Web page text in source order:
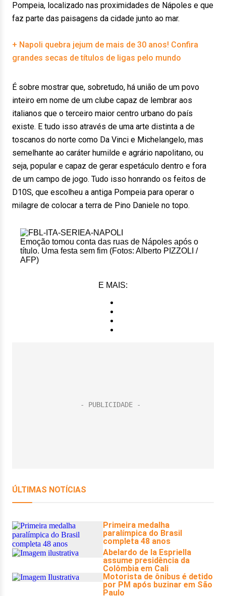
Pompeia, localizado nas proximidades de Nápoles e que
faz parte das paisagens da cidade junto ao mar.
+ Napoli quebra jejum de mais de 30 anos! Confira
grandes secas de títulos de ligas pelo mundo
É sobre mostrar que, sobretudo, há união de um povo
inteiro em nome de um clube capaz de lembrar aos
italianos que o terceiro maior centro urbano do país
existe. E tudo isso através de uma arte distinta a de
toscanos do norte como Da Vinci e Michelangelo, mas
semelhante ao caráter humilde e agrário napolitano, ou
seja, popular e capaz de gerar espetáculo dentro e fora
de um campo de jogo. Tudo isso honrando os feitos de
D10S, que escolheu a antiga Pompeia para operar o
milagre de colocar a terra de Pino Daniele no topo.
Emoção tomou conta das ruas de Nápoles após o
título. Uma festa sem fim (Fotos: Alberto PIZZOLI /
AFP)
E MAIS: